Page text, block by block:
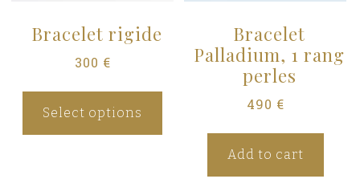
Bracelet rigide
300 €
Select options
Bracelet
Palladium, 1 rang
perles
490 €
Add to cart